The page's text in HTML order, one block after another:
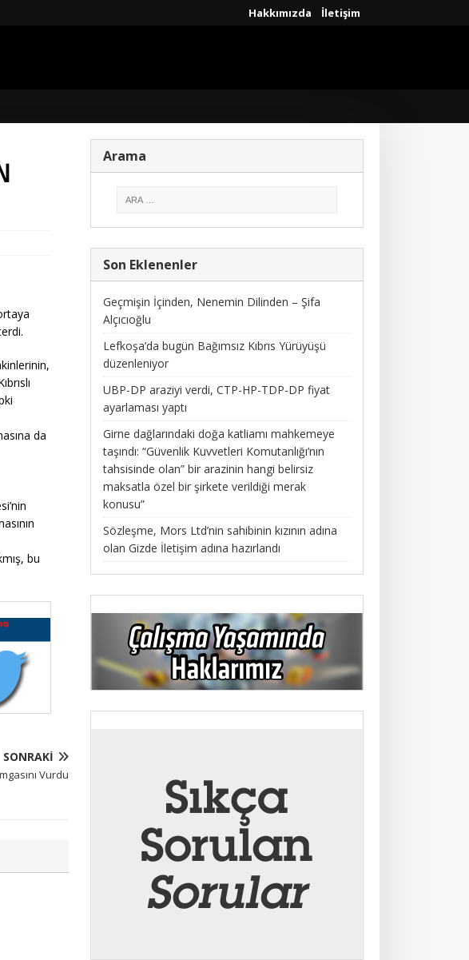
Hakkımızda İletişim
da
bu
SONRAKI
Vurdu
Arama
Son Eklenenler
Geçmişin İçinden, Nenemin Dilinden – Şifa
Alçıcıoğlu
Lefkoşa’da bugün Bağımsız Kıbrıs Yürüyüşü
düzenleniyor
UBP-DP araziyi verdi, CTP-HP-TDP-DP fiyat
ayarlaması yaptı
Girne dağlarındaki doğa katliamı mahkemeye
taşındı: “Güvenlik Kuvvetleri Komutanlığı’nın
tahsisinde olan” bir arazinin hangi belirsiz
maksatla özel bir şirkete verildiği merak
konusu”
Sözleşme, Mors Ltd’nin sahibinin kızının adına
olan Gizde İletişim adına hazırlandı